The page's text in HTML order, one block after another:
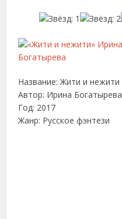
Название: Жити и нежити
Автор: Ирина Богатырева
Год: 2017
Жанр: Русское фэнтези